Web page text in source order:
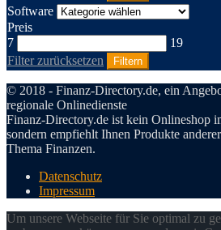
Software
Preis
7
19
Filter zurücksetzen
Filtern
© 2018 - Finanz-Directory.de, ein
regionale Onlinedienste
Finanz-Directory.de ist kein Onlineshop
sondern empfiehlt Ihnen Produkte
Thema Finanzen.
Datenschutz
Impressum
Um unsere Webseite für Sie optimal zu